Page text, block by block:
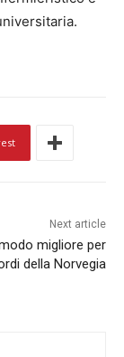
Next article
migliore per
della Norvegia